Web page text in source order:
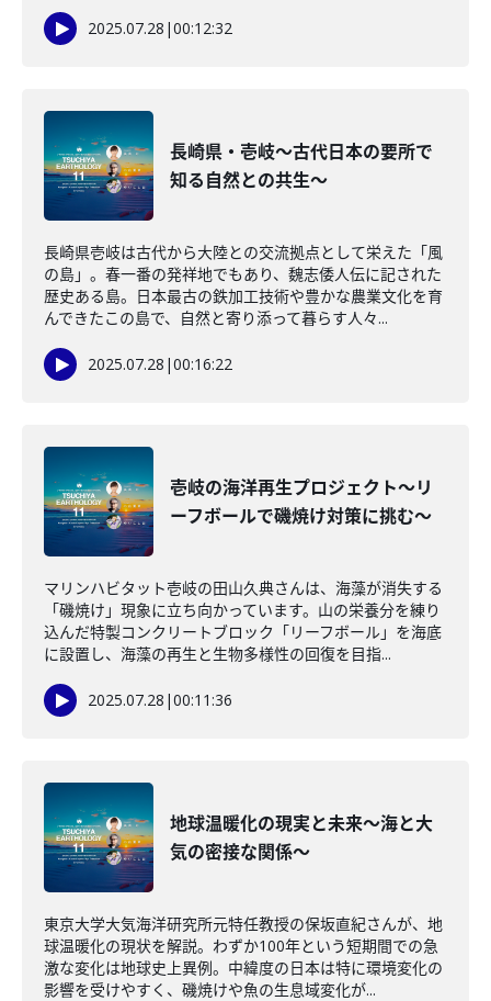
2025.07.28 |00:12:32
長崎県・壱岐～古代日本の要所で
知る自然との共生〜
長崎県壱岐は古代から大陸との交流拠点として栄えた「風
の島」。春一番の発祥地でもあり、魏志倭人伝に記された
歴史ある島。日本最古の鉄加工技術や豊かな農業文化を育
んできたこの島で、自然と寄り添って暮らす人々...
2025.07.28 |00:16:22
壱岐の海洋再生プロジェクト～リ
ーフボールで磯焼け対策に挑む～
マリンハビタット壱岐の田山久典さんは、海藻が消失する
「磯焼け」現象に立ち向かっています。山の栄養分を練り
込んだ特製コンクリートブロック「リーフボール」を海底
に設置し、海藻の再生と生物多様性の回復を目指...
2025.07.28 |00:11:36
地球温暖化の現実と未来～海と大
気の密接な関係～
東京大学大気海洋研究所元特任教授の保坂直紀さんが、地
球温暖化の現状を解説。わずか100年という短期間での急
激な変化は地球史上異例。中緯度の日本は特に環境変化の
影響を受けやすく、磯焼けや魚の生息域変化が...